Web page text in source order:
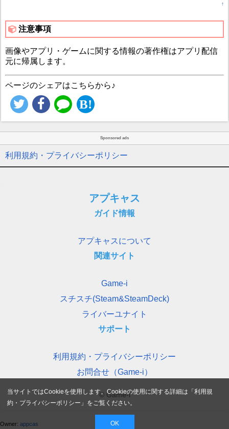
↑
注意事項
画像やアプリ・ゲームに関する情報の著作権はアプリ配信
元に帰属します。
ページのシェアはこちらから♪
Sponsored ads
利用規約・プライバシーポリシー
アプキャス
ガイド情報
アプキャスについて
関連サイト
Game-i
スチスチ(Steam&SteamDeck)
ライバーユナイト
サポート
利用規約・プライバシーポリシー
お問合せ（Game-i）
© Game-i
Owner: appcas
当サイトではCookieを使用します。Cookieの使用に関する詳細は「利用規
約・プライバシーポリシー 」をご覧ください。
OK